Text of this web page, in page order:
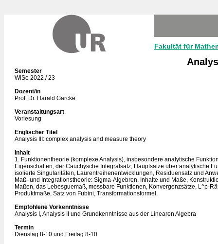
Fakultät für
Semester
WiSe 2022 / 23
Dozent/in
Prof. Dr. Harald Garcke
Veranstaltungsart
Vorlesung
Englischer Titel
Analysis III: complex analysis and measure theory
Inhalt
1. Funktionentheorie (komplexe Analysis), insbesondere analytische
Eigenschaften, der Cauchysche Integralsatz, Hauptsätze über analytische
isolierte Singularitäten, Laurentreihenentwicklungen, Residuensatz und
Maß- und Integrationstheorie: Sigma-Algebren, Inhalte und Maße,
Maßen, das Lebesguemaß, messbare Funktionen, Konvergenzsätze, L^p-
Produktmaße, Satz von Fubini, Transformationsformel.
Empfohlene Vorkenntnisse
Analysis I, Analysis II und Grundkenntnisse aus der Linearen Algebra
Termin
Dienstag 8-10 und Freitag 8-10